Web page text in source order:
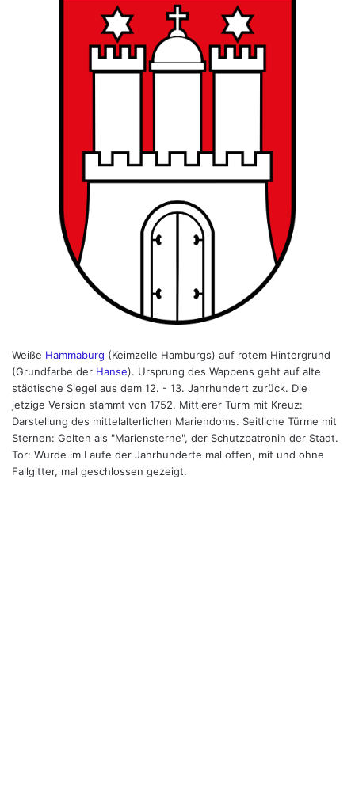
Weiße Hammaburg (Keimzelle Hamburgs) auf rotem Hintergrund
(Grundfarbe der Hanse). Ursprung des Wappens geht auf alte
städtische Siegel aus dem 12. - 13. Jahrhundert zurück. Die
jetzige Version stammt von 1752. Mittlerer Turm mit Kreuz:
Darstellung des mittelalterlichen Mariendoms. Seitliche Türme mit
Sternen: Gelten als "Mariensterne", der Schutzpatronin der Stadt.
Tor: Wurde im Laufe der Jahrhunderte mal offen, mit und ohne
Fallgitter, mal geschlossen gezeigt.